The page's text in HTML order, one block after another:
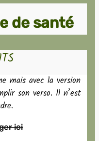
de santé
mais avec la version
son verso. Il n’est
ici